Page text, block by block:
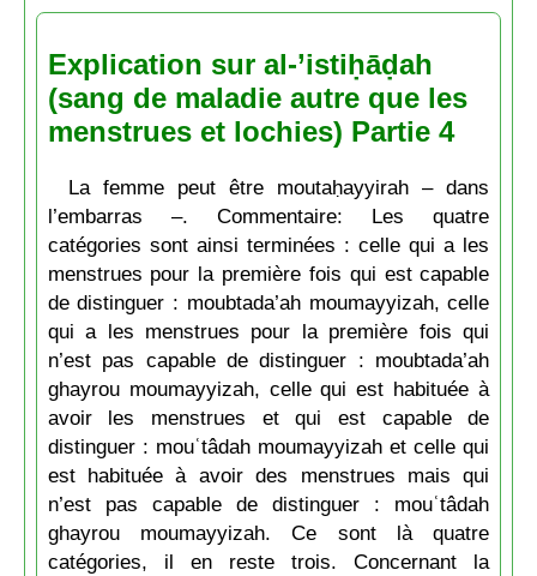
Explication sur al-’istiḥāḍah
(sang de maladie autre que les
menstrues et lochies) Partie 4
La femme peut être moutaḥayyirah – dans
l’embarras –. Commentaire: Les quatre
catégories sont ainsi terminées : celle qui a les
menstrues pour la première fois qui est capable
de distinguer : moubtada’ah moumayyizah, celle
qui a les menstrues pour la première fois qui
n’est pas capable de distinguer : moubtada’ah
ghayrou moumayyizah, celle qui est habituée à
avoir les menstrues et qui est capable de
distinguer : mouʿtâdah moumayyizah et celle qui
est habituée à avoir des menstrues mais qui
n’est pas capable de distinguer : mouʿtâdah
ghayrou moumayyizah. Ce sont là quatre
catégories, il en reste trois. Concernant la